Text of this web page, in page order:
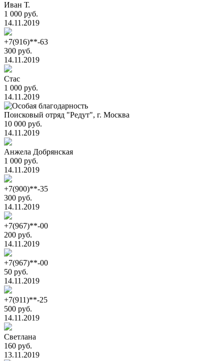
Иван Т.
1 000 руб.
14.11.2019
+7(916)**-63
300 руб.
14.11.2019
Стас
1 000 руб.
14.11.2019
Поисковый отряд "Редут", г. Москва
10 000 руб.
14.11.2019
Анжела Добрянская
1 000 руб.
14.11.2019
+7(900)**-35
300 руб.
14.11.2019
+7(967)**-00
200 руб.
14.11.2019
+7(967)**-00
50 руб.
14.11.2019
+7(911)**-25
500 руб.
14.11.2019
Светлана
160 руб.
13.11.2019